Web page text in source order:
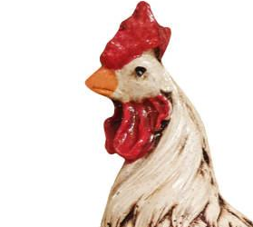
نکات و ترفندها
دکوراسیون داخلی و
چیدمان خانه (جدیدترین
ایده‌ها و عکس‌ها)